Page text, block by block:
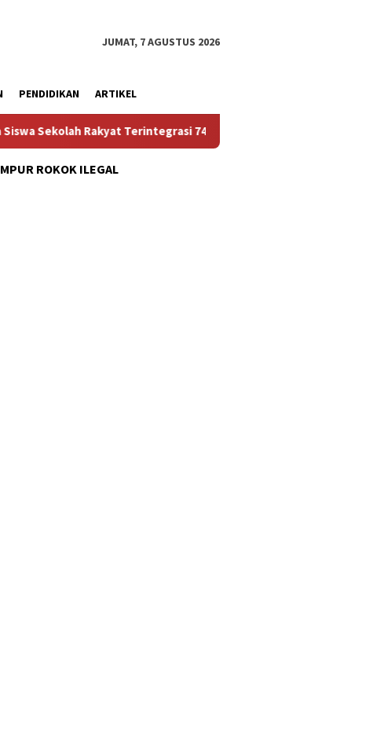
JUMAT, 7 AGUSTUS 2026
PENDIDIKAN ARTIKEL
Terintegrasi 74 Kota Tual Ruas Jalan Bangil – Sukorejo
ROKOK ILEGAL